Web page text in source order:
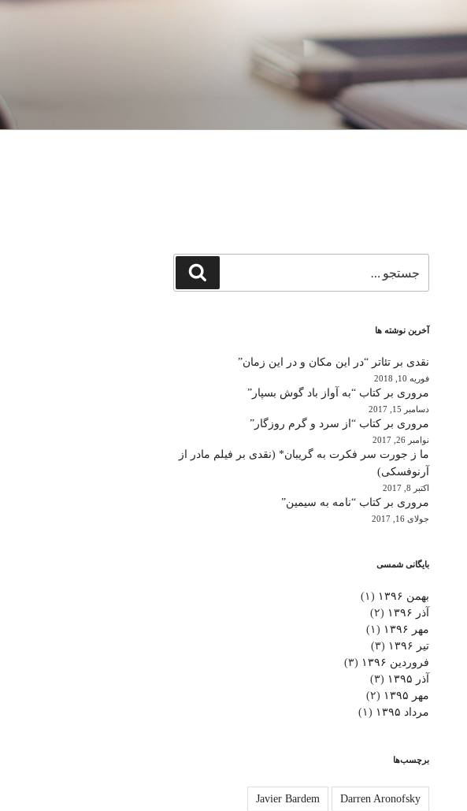
برای
جستجو
آخرین نوشته ها
نقدی بر تئاتر “در این مکان و در این زمان”
فوریه 10, 2018
مروری بر کتاب “به آواز باد گوش بسپار”
دسامبر 15, 2017
مروری بر کتاب “از سرد و گرم روزگار”
نوامبر 26, 2017
ما ز جورت سر فکرت به گریبان* (نقدی بر فیلم مادر از
آرنوفسکی)
اکتبر 8, 2017
مروری بر کتاب “نامه به سیمین”
جولای 16, 2017
بایگانی شمسی
بهمن ۱۳۹۶
(۱)
آذر ۱۳۹۶
(۲)
مهر ۱۳۹۶
(۱)
تیر ۱۳۹۶
(۳)
فروردین ۱۳۹۶
(۳)
آذر ۱۳۹۵
(۳)
مهر ۱۳۹۵
(۲)
مرداد ۱۳۹۵
(۱)
برچسب‌ها
Darren Aronofsky
Javier Bardem